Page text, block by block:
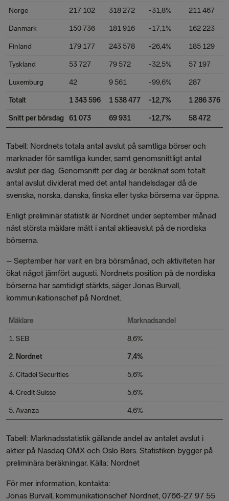
Norge 217 102 318 272 -31,8% 211 467
Danmark 150 736 181 916 -17,1% 162 223
Finland 179 177 243 578 -26,4% 185 129
Tyskland 53 727 79 572 -32,5% 57 197
Luxemburg 42 9 561 -99,6% 287
Totalt 1 343 596 1 538 477 -12,7% 1 286 376
Snitt per börsdag 61 073 69 931 -12,7% 58 472
Tabell: Nordnets totala antal avslut på samtliga börser och
marknader för samtliga kunder, samt genomsnittligt antal
avslut per dag. Genomsnitt per dag är beräknat som totalt
antal avslut dividerat med det antal handelsdagar då de
svenska, norska, danska, finska eller tyska börserna var öppna.
Enligt preliminär statistik är Nordnet under september månad
näst största mäklare mätt i antal aktieavslut på de nordiska
börserna.
– September har varit en bra börsmånad, och aktiviteten har
ökat något jämfört augusti. Nordnets position på de nordiska
börserna har samtidigt stärkts, säger Jonas Burvall,
kommunikationschef på Nordnet.
Mäklare Marknadsandel
1. SEB 8,6%
2. Nordnet 7,4%
3. Citadel Securities 5,6%
4. Credit Suisse 5,6%
5. Avanza 4,6%
Tabell: Marknadsstatistik gällande andel av antalet avslut i
aktier på Nasdaq OMX och Oslo Børs. Statistiken bygger på
preliminära beräkningar. Källa: Nordnet
För mer information, kontakta:
Jonas Burvall, kommunikationschef Nordnet, 0766-27 97 55